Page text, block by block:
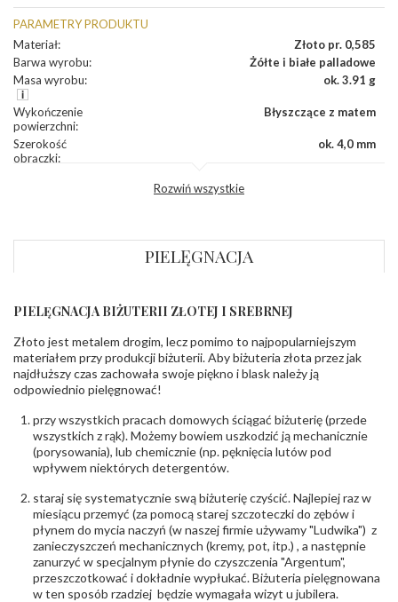
PARAMETRY PRODUKTU
Materiał:
Złoto pr. 0,585
Barwa wyrobu:
Żółte i białe palladowe
Masa wyrobu: ok. 3.91 g
Wykończenie
powierzchni:
Błyszczące z matem
Szerokość
obrączki:
ok. 4,0 mm
INNE PARAMETRY
Producent
odpowiedzialny:
Łazur sp.j. Kowalowy 134 38-200 Jasło; NIP:
6850004631; tel.13 44 56 100;
biuro@obraczki.pl ,PZ Stelmach Sp. z o.o. ul.
Północna 22 45-805 Opole; NIP 7542889545;
Tel. +48 77 54 90 100; biuro@stelmach.pl
Bezpieczeństwo
- rodzaj
ostrzeżenia:
Nie nadaje się dla dzieci w wieku poniżej 3 lat
, Elementy w wyrobie wykonane z białego złota
zawierają nikiel
Rozwiń wszystkie
PIELĘGNACJA
PIELĘGNACJA BIŻUTERII ZŁOTEJ I SREBRNEJ
Złoto jest metalem drogim, lecz pomimo to najpopularniejszym
materiałem przy produkcji biżuterii. Aby biżuteria złota przez jak
najdłuższy czas zachowała swoje piękno i blask należy ją
odpowiednio pielęgnować!
przy wszystkich pracach domowych ściągać biżuterię (przede
wszystkich z rąk). Możemy bowiem uszkodzić ją mechanicznie
(porysowania), lub chemicznie (np. pęknięcia lutów pod
wpływem niektórych detergentów.
staraj się systematycznie swą biżuterię czyścić. Najlepiej raz w
miesiącu przemyć (za pomocą starej szczoteczki do zębów i
płynem do mycia naczyń (w naszej firmie używamy "Ludwika") z
zanieczyszczeń mechanicznych (kremy, pot, itp.) , a następnie
zanurzyć w specjalnym płynie do czyszczenia "Argentum",
przeszczotkować i dokładnie wypłukać. Biżuteria pielęgnowana
w ten sposób rzadziej będzie wymagała wizyt u jubilera.